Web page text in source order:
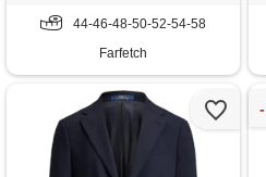
44-46-48-50-52-54-58
Farfetch